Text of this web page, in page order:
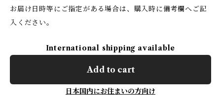
お届け日時等にご指定がある場合は、購入時に備考欄へご記
入ください。
International shipping available
Add to cart
日本国内にお住まいの方向け